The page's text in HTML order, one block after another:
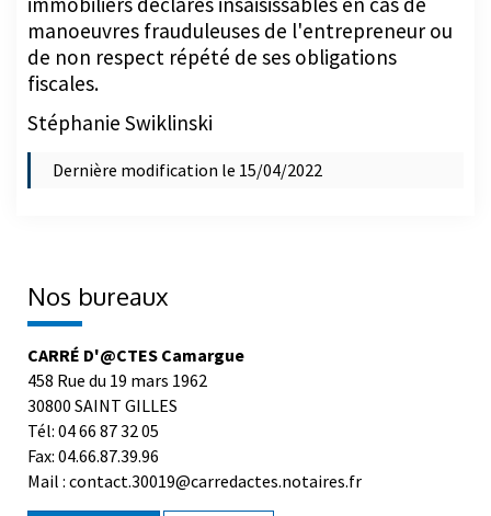
manoeuvres frauduleuses de l'entrepreneur ou
de non respect répété de ses obligations
fiscales.
Stéphanie Swiklinski
Dernière modification le 15/04/2022
Nos bureaux
CARRÉ D'@CTES Camargue
458 Rue du 19 mars 1962
30800 SAINT GILLES
Tél: 04 66 87 32 05
Fax: 04.66.87.39.96
Mail : contact.30019@carredactes.notaires.fr